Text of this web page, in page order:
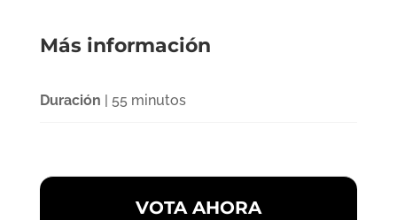
Más información
Duración | 55 minutos
VOTA AHORA